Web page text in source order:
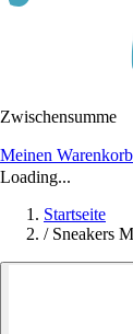
Zwischensumme
Meinen
Loading...
Startseite
/ Sneakers